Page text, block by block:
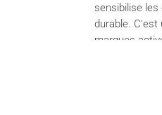
sensibilise
durable. C'est
marques